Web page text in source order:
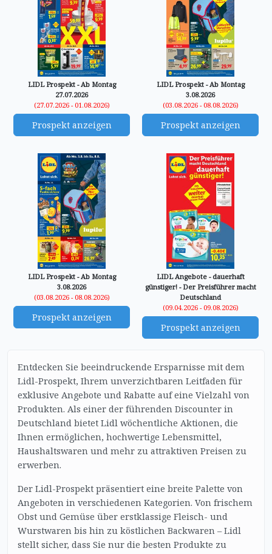
LIDL Prospekt - Ab Montag
27.07.2026
(27.07.2026 - 01.08.2026)
Prospekt anzeigen
LIDL Prospekt - Ab Montag
3.08.2026
(03.08.2026 - 08.08.2026)
Prospekt anzeigen
LIDL Prospekt - Ab Montag
3.08.2026
(03.08.2026 - 08.08.2026)
Prospekt anzeigen
LIDL Angebote - dauerhaft
günstiger! - Der Preisführer macht
Deutschland
(09.04.2026 - 09.08.2026)
Prospekt anzeigen
Entdecken Sie beeindruckende Ersparnisse mit dem
Lidl-Prospekt, Ihrem unverzichtbaren Leitfaden für
exklusive Angebote und Rabatte auf eine Vielzahl von
Produkten. Als einer der führenden Discounter in
Deutschland bietet Lidl wöchentliche Aktionen, die
Ihnen ermöglichen, hochwertige Lebensmittel,
Haushaltswaren und mehr zu attraktiven Preisen zu
erwerben.
Der Lidl-Prospekt präsentiert eine breite Palette von
Angeboten in verschiedenen Kategorien. Von frischem
Obst und Gemüse über erstklassige Fleisch- und
Wurstwaren bis hin zu köstlichen Backwaren – Lidl
stellt sicher, dass Sie nur die besten Produkte zu